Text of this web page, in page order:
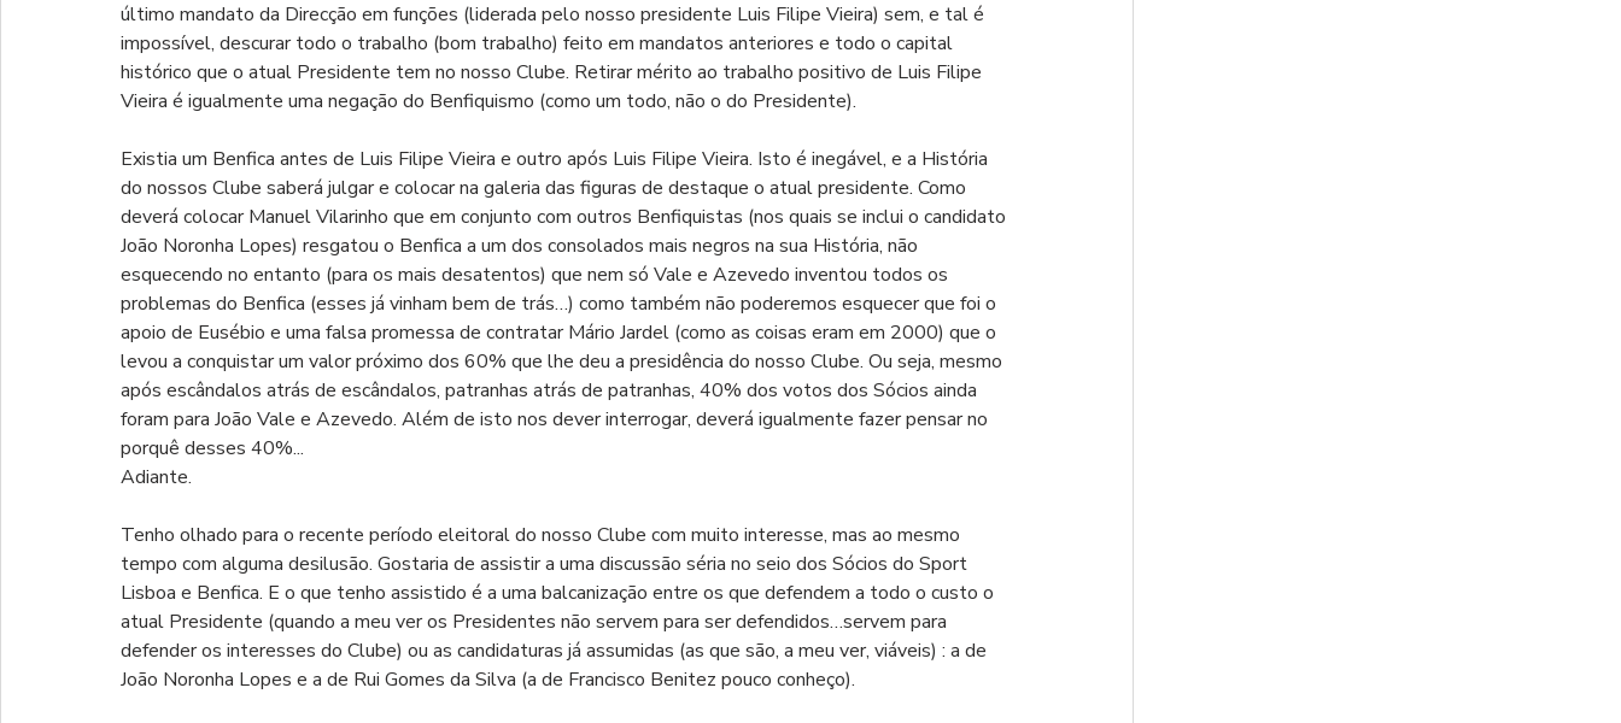
último mandato da Direcção em funções (liderada pelo nosso presidente Luis Filipe Vieira) sem, e tal é
impossível, descurar todo o trabalho (bom trabalho) feito em mandatos anteriores e todo o capital
histórico que o atual Presidente tem no nosso Clube. Retirar mérito ao trabalho positivo de Luis Filipe
Vieira é igualmente uma negação do Benfiquismo (como um todo, não o do Presidente).
Existia um Benfica antes de Luis Filipe Vieira e outro após Luis Filipe Vieira. Isto é inegável, e a História
do nossos Clube saberá julgar e colocar na galeria das figuras de destaque o atual presidente. Como
deverá colocar Manuel Vilarinho que em conjunto com outros Benfiquistas (nos quais se inclui o candidato
João Noronha Lopes) resgatou o Benfica a um dos consolados mais negros na sua História, não
esquecendo no entanto (para os mais desatentos) que nem só Vale e Azevedo inventou todos os
problemas do Benfica (esses já vinham bem de trás…) como também não poderemos esquecer que foi o
apoio de Eusébio e uma falsa promessa de contratar Mário Jardel (como as coisas eram em 2000) que o
levou a conquistar um valor próximo dos 60% que lhe deu a presidência do nosso Clube. Ou seja, mesmo
após escândalos atrás de escândalos, patranhas atrás de patranhas, 40% dos votos dos Sócios ainda
foram para João Vale e Azevedo. Além de isto nos dever interrogar, deverá igualmente fazer pensar no
porquê desses 40%...
Adiante.
Tenho olhado para o recente período eleitoral do nosso Clube com muito interesse, mas ao mesmo
tempo com alguma desilusão. Gostaria de assistir a uma discussão séria no seio dos Sócios do Sport
Lisboa e Benfica. E o que tenho assistido é a uma balcanização entre os que defendem a todo o custo o
atual Presidente (quando a meu ver os Presidentes não servem para ser defendidos…servem para
defender os interesses do Clube) ou as candidaturas já assumidas (as que são, a meu ver, viáveis) : a de
João Noronha Lopes e a de Rui Gomes da Silva (a de Francisco Benitez pouco conheço).